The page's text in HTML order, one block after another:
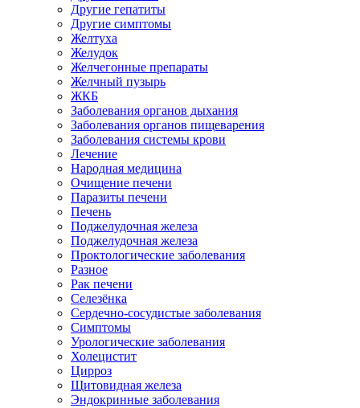
Другие гепатиты
Другие симптомы
Желтуха
Желудок
Желчегонные препараты
Желчный пузырь
ЖКБ
Заболевания органов дыхания
Заболевания органов пищеварения
Заболевания системы крови
Лечение
Народная медицина
Очищение печени
Паразиты печени
Печень
Поджелудочная железа
Поджелудочная железа
Проктологические заболевания
Разное
Рак печени
Селезёнка
Сердечно-сосудистые заболевания
Симптомы
Урологические заболевания
Холецистит
Цирроз
Щитовидная железа
Эндокринные заболевания